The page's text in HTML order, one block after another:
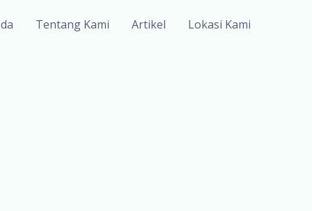
Tentang Kami Artikel Lokasi Kami